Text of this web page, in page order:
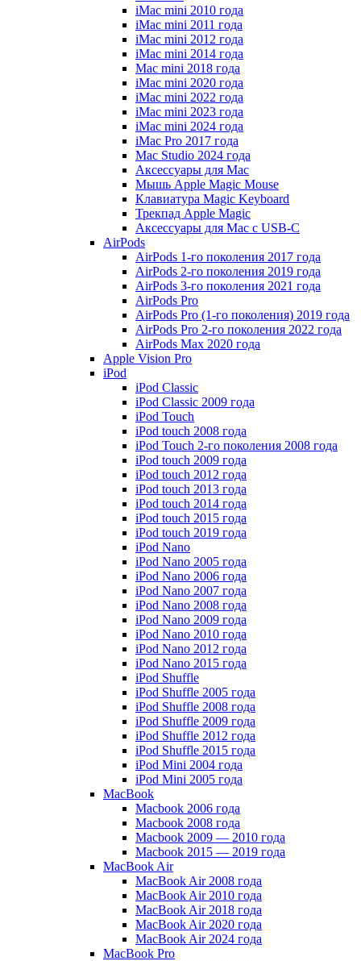
iMac mini 2010 года
iMac mini 2011 года
iMac mini 2012 года
iMac mini 2014 года
Mac mini 2018 года
iMac mini 2020 года
iMac mini 2022 года
iMac mini 2023 года
iMac mini 2024 года
iMac Pro 2017 года
Mac Studio 2024 года
Аксессуары для Mac
Мышь Apple Magic Mouse
Клавиатура Magic Keyboard
Трекпад Apple Magic
Аксессуары для Mac с USB-C
AirPods
AirPods 1-го поколения 2017 года
AirPods 2-го поколения 2019 года
AirPods 3-го поколения 2021 года
AirPods Pro
AirPods Pro (1-го поколения) 2019 года
AirPods Pro 2-го поколения 2022 года
AirPods Max 2020 года
Apple Vision Pro
iPod
iPod Classic
iPod Classic 2009 года
iPod Touch
iPod touch 2008 года
iPod Touch 2-го поколения 2008 года
iPod touch 2009 года
iPod touch 2012 года
iPod touch 2013 года
iPod touch 2014 года
iPod touch 2015 года
iPod touch 2019 года
iPod Nano
iPod Nano 2005 года
iPod Nano 2006 года
iPod Nano 2007 года
iPod Nano 2008 года
iPod Nano 2009 года
iPod Nano 2010 года
iPod Nano 2012 года
iPod Nano 2015 года
iPod Shuffle
iPod Shuffle 2005 года
iPod Shuffle 2008 года
iPod Shuffle 2009 года
iPod Shuffle 2012 года
iPod Shuffle 2015 года
iPod Mini 2004 года
iPod Mini 2005 года
MacBook
Macbook 2006 года
Macbook 2008 года
Macbook 2009 — 2010 года
Macbook 2015 — 2019 года
MacBook Air
MacBook Air 2008 года
MacBook Air 2010 года
MacBook Air 2018 года
MacBook Air 2020 года
MacBook Air 2024 года
MacBook Pro